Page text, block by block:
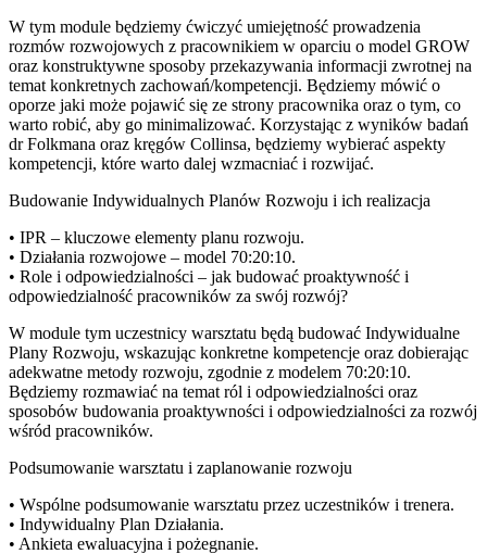
W tym module będziemy ćwiczyć umiejętność prowadzenia
rozmów rozwojowych z pracownikiem w oparciu o model GROW
oraz konstruktywne sposoby przekazywania informacji zwrotnej na
temat konkretnych zachowań/kompetencji. Będziemy mówić o
oporze jaki może pojawić się ze strony pracownika oraz o tym, co
warto robić, aby go minimalizować. Korzystając z wyników badań
dr Folkmana oraz kręgów Collinsa, będziemy wybierać aspekty
kompetencji, które warto dalej wzmacniać i rozwijać.
Budowanie Indywidualnych Planów Rozwoju i ich realizacja
• IPR – kluczowe elementy planu rozwoju.
• Działania rozwojowe – model 70:20:10.
• Role i odpowiedzialności – jak budować proaktywność i
odpowiedzialność pracowników za swój rozwój?
W module tym uczestnicy warsztatu będą budować Indywidualne
Plany Rozwoju, wskazując konkretne kompetencje oraz dobierając
adekwatne metody rozwoju, zgodnie z modelem 70:20:10.
Będziemy rozmawiać na temat ról i odpowiedzialności oraz
sposobów budowania proaktywności i odpowiedzialności za rozwój
wśród pracowników.
Podsumowanie warsztatu i zaplanowanie rozwoju
• Wspólne podsumowanie warsztatu przez uczestników i trenera.
• Indywidualny Plan Działania.
• Ankieta ewaluacyjna i pożegnanie.